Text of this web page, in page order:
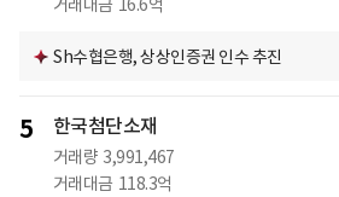
거래대금 16.6억
Sh수협은행, 상상인증권 인수 추진
5 한국첨단소재
거래량 3,991,467
거래대금 118.3억